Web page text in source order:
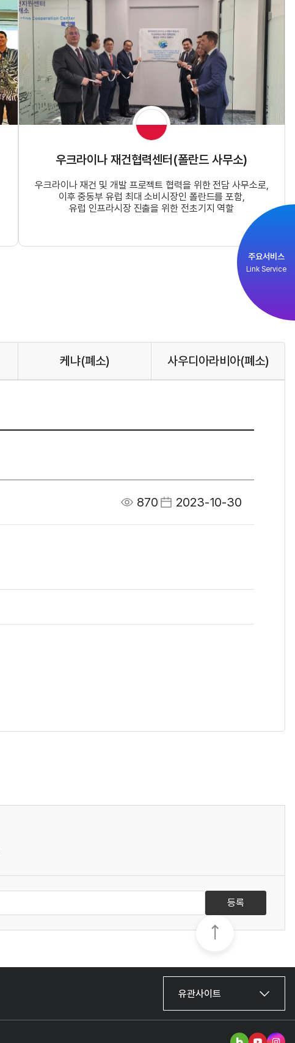
주요서비스
Link Service
우크라이나 재건협력센터(폴란드 사무소)
우크라이나 재건 및 개발 프로젝트 협력을 위한 전담 사무소로,
이후 중동부 유럽 최대 소비시장인 폴란드를 포함,
유럽 인프라시장 진출을 위한 전초기지 역할
케냐(폐소) 사우디아라비아(폐소)
870 2023-10-30
등록
유관사이트